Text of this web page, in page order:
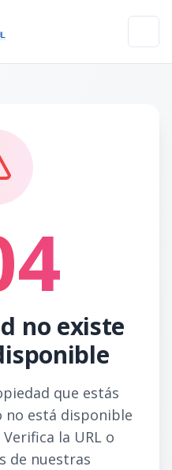
no existe
que estás
no está disponible
la URL o
de nuestras